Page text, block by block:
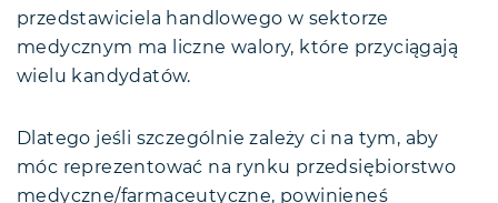
przedstawiciela handlowego w sektorze
medycznym ma liczne walory, które przyciągają
wielu kandydatów.
Dlatego jeśli szczególnie zależy ci na tym, aby
móc reprezentować na rynku przedsiębiorstwo
medyczne/farmaceutyczne, powinieneś